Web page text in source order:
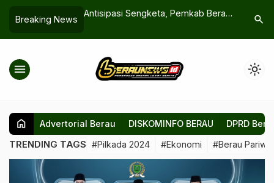
Breaking News
Aset Tanah
Jemaah Haji Berau Mulai Terbang 15
Soalsearch
menu light_mode
home Advertorial Berau DISKOMINFO BERAU DPRD
TRENDING TAGS #Pilkada 2024 #Ekonomi #Berau